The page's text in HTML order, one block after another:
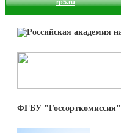
ФГБУ "Госсорткомиссия"